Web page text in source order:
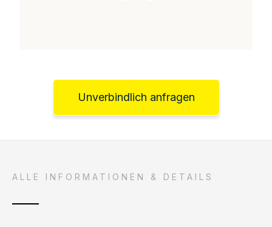
Unverbindlich anfragen
ALLE INFORMATIONEN & DETAILS